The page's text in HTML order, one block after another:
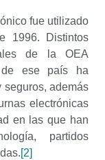
fue utilizado
1996. Distintos
de la OEA
de ese país ha
seguros, además
electrónicas
en las que han
partidos
[2]